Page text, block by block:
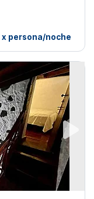
x persona/noche